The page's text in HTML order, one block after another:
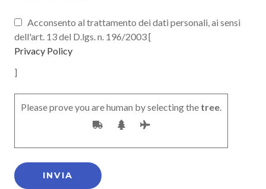
Acconsento al trattamento dei dati personali, ai sensi
dell'art. 13 del D.lgs. n. 196/2003 [
Privacy Policy
]
Please prove you are human by selecting the tree.